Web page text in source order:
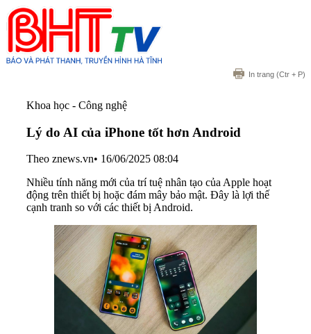
In trang (Ctr + P)
Khoa học - Công nghệ
Lý do AI của iPhone tốt hơn Android
Theo znews.vn• 16/06/2025 08:04
Nhiều tính năng mới của trí tuệ nhân tạo của Apple hoạt
động trên thiết bị hoặc đám mây bảo mật. Đây là lợi thế
cạnh tranh so với các thiết bị Android.